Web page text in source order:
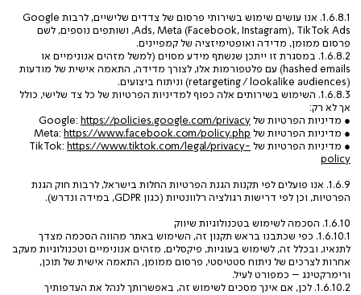
1.6.8.1. אנו עושים שימוש בשירותי פרסום של צדדים שלישיים, לרבות Google
Ads, Meta (Facebook, Instagram), TikTok Ads, ושותפים נוספים, לשם
פרסום ממומן, מדידה ואופטימיזציה של קמפיינים.
1.6.8.2. במסגרת זו ייתכן שנשתף מידע מסוים (למשל מזהים אנונימיים או
hashed emails) עם פלטפורמות אלו, לצורך מדידה, התאמה אישית של מודעות
(retargeting / lookalike audiences) וניתוח ביצועים.
1.6.8.3. השימוש בשירותים אלה כפוף למדיניות הפרטיות של כל צד שלישי, כולל
אך לא רק:
● מדיניות הפרטיות של Google: https://policies.google.com/privacy
● מדיניות הפרטיות של Meta: https://www.facebook.com/policy.php
● מדיניות הפרטיות של TikTok: https://www.tiktok.com/legal/privacy-
policy
1.6.9. אנו פועלים לפי תקנות הגנת הפרטיות החלות בישראל, לרבות חוק הגנת
הפרטיות, וכן לפי דרישות רגולציה רלוונטיות (כגון GDPR, במידה ונדרש).
1.6.10. הסכמה לשימוש בטכנולוגיות שיווק
1.6.10.1. כפי שכתבנו בראש תקנון זה, השימוש באתר מהווה הסכמה מצדך
לתנאיו, ובכלל זה, לשימוש בעוגיות, פיקסלים, מזהים אנונימיים וטכנולוגיות מעקב
אחרות לצרכים של ניתוח סטטיסטי, פרסום ממומן, התאמה אישית של תוכן,
ורימרקטינג – כמפורט לעיל.
1.6.10.2. לכן, אם אינך מסכים לשימוש זה, באפשרותך לנהל את העדפותיך